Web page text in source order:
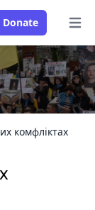
Donate
комфліктах